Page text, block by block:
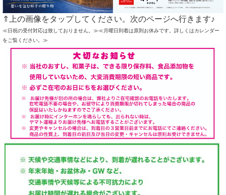
⇑上の画像をタップしてください。次のページへ行きます♪
≪日祝の受付対応は致しておりません。≫≪月曜日到着は原則お休みです。詳しくはカレンダー
をご覧ください。≫